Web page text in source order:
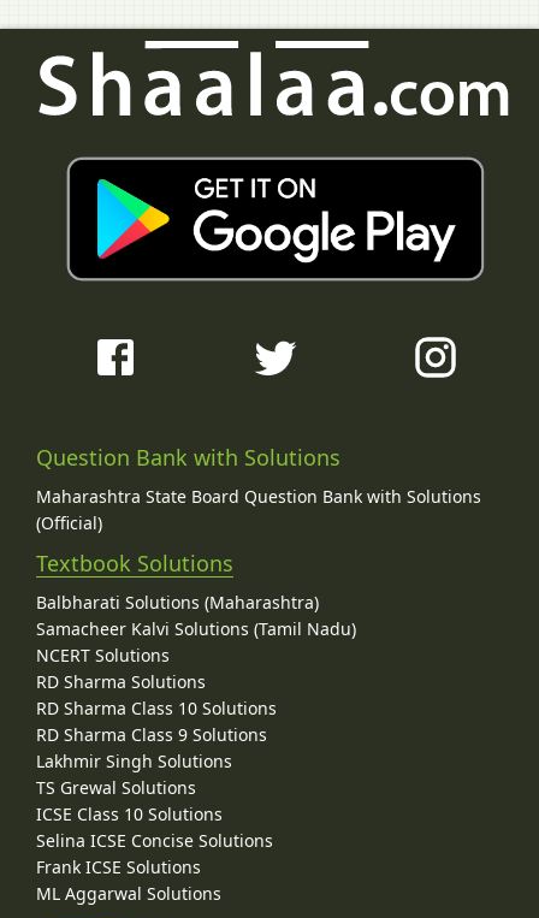
Question Bank with Solutions
Maharashtra State Board Question Bank with Solutions
(Official)
Textbook Solutions
Balbharati Solutions (Maharashtra)
Samacheer Kalvi Solutions (Tamil Nadu)
NCERT Solutions
RD Sharma Solutions
RD Sharma Class 10 Solutions
RD Sharma Class 9 Solutions
Lakhmir Singh Solutions
TS Grewal Solutions
ICSE Class 10 Solutions
Selina ICSE Concise Solutions
Frank ICSE Solutions
ML Aggarwal Solutions